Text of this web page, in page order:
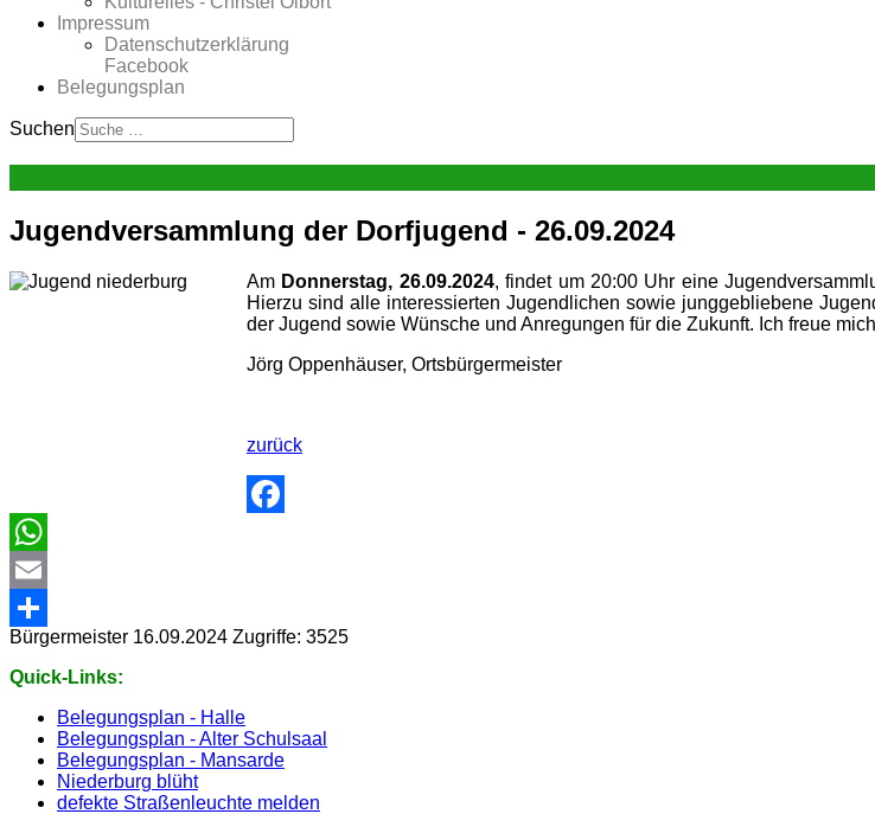
Impressum
Datenschutzerklärung
Facebook
Belegungsplan
Suchen
Jugendversammlung der Dorfjugend - 26.09.2024
Am Donnerstag, 26.09.2024, findet um 20:00 Uhr eine
Hierzu sind alle interessierten Jugendlichen sowie junggebliebene
der Jugend sowie Wünsche und Anregungen für die Zukunft. Ich freue
Jörg Oppenhäuser, Ortsbürgermeister
zurück
Facebook
WhatsApp
Email
Share
Bürgermeister 16.09.2024 Zugriffe: 3525
Quick-Links:
Belegungsplan - Halle
Belegungsplan - Alter Schulsaal
Belegungsplan - Mansarde
Niederburg blüht
defekte Straßenleuchte melden